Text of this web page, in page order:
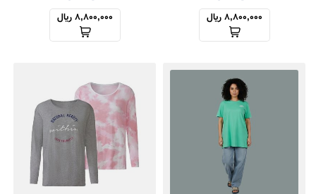
8,800,000 ریال 8,800,000 ریال